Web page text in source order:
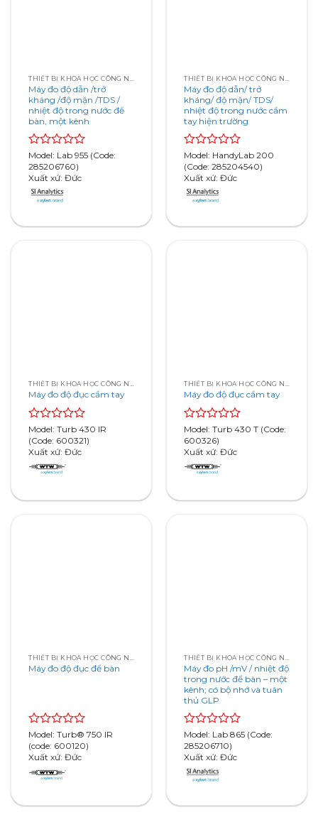
Máy đo độ dẫn /trở
kháng /độ mặn /TDS /
nhiệt độ trong nước để
bàn, một kênh
Rated
0
out
of
Model: Lab 955 (Code:
285206760)
Xuất xứ: Đức
Máy đo độ dẫn/ trở
kháng/ độ mặn/ TDS/
nhiệt độ trong nước cầm
tay hiện trường
Rated
0
out
of
Model: HandyLab 200
(Code: 285204540)
Xuất xứ: Đức
Máy đo độ đục cầm tay
Rated
0
out
of
Model: Turb 430 IR
(Code: 600321)
Xuất xứ: Đức
Máy đo độ đục cầm tay
Rated
0
out
of
Model: Turb 430 T (Code:
600326)
Xuất xứ: Đức
Máy đo độ đục để bàn
Rated
0
out
of
Model: Turb® 750 IR
(code: 600120)
Xuất xứ: Đức
Máy đo pH /mV / nhiệt độ
trong nước để bàn – một
kênh; có bộ nhớ và tuân
thủ GLP
Rated
0
out
of
Model: Lab 865 (Code:
285206710)
Xuất xứ: Đức